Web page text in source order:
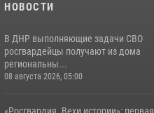
НОВОСТИ
В ДНР выполняющие задачи СВО
росгвардейцы получают из дома
региональны...
08 августа 2026, 05:00